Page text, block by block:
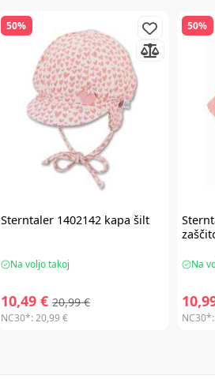
50%
Sterntaler1402142 kapa šilt
Na voljo takoj
10,49 € 20,99 €
NC30*:20,99 €
50%
Na
NC30*: